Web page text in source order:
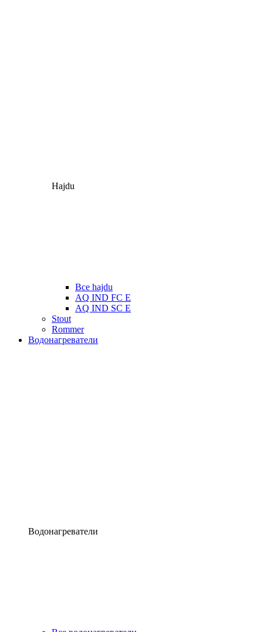
Hajdu
Все hajdu
AQ IND FC E
AQ IND SC E
Stout
Rommer
Водонагреватели
Водонагреватели